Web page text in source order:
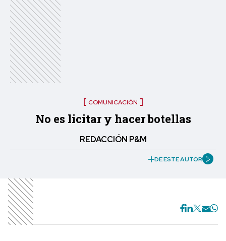
COMUNICACIÓN
No es licitar y hacer botellas
REDACCIÓN P&M
DE ESTE AUTOR